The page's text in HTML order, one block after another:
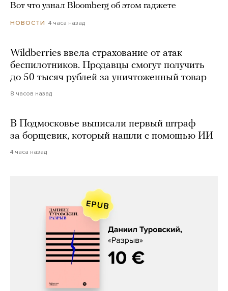
Вот что узнал Bloomberg об этом гаджете
НОВОСТИ 4 часа назад
Wildberries ввела страхование от атак
беспилотников. Продавцы смогут получить
до 50 тысяч рублей за уничтоженный товар
8 часов назад
В Подмосковье выписали первый штраф
за борщевик, который нашли с помощью ИИ
4 часа назад